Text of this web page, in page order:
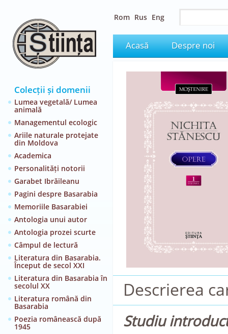
Colecții și domenii
Lumea vegetală/ Lumea
animală
Managementul ecologic
Ariile naturale protejate
din Moldova
Academica
Personalități notorii
Garabet Ibrăileanu
Pagini despre Basarabia
Memoriile Basarabiei
Antologia unui autor
Antologia prozei scurte
Câmpul de lectură
Literatura din Basarabia.
Început de secol XXI
Literatura din Basarabia în
secolul XX
Literatura română din
Basarabia
Poezia românească după
1945
Rom Rus Eng
Acasă Despre noi
Descrierea
Studiu